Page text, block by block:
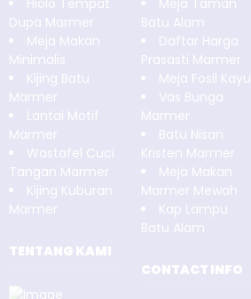
Hiolo Tempat
Dupa Marmer
Meja Makan
Minimalis
Kijing Batu
Marmer
Lantai Motif
Marmer
Wastafel Cuci
Tangan Marmer
Kijing Kuburan
Marmer
TENTANG KAMI
Meja Taman
Batu Alam
Daftar Harga
Prasasti Marmer
Meja Fosil Kayu
Vas Bunga
Marmer
Batu Nisan
Kristen Marmer
Meja Makan
Marmer Mewah
Kap Lampu
Batu Alam
CONTACT INFO